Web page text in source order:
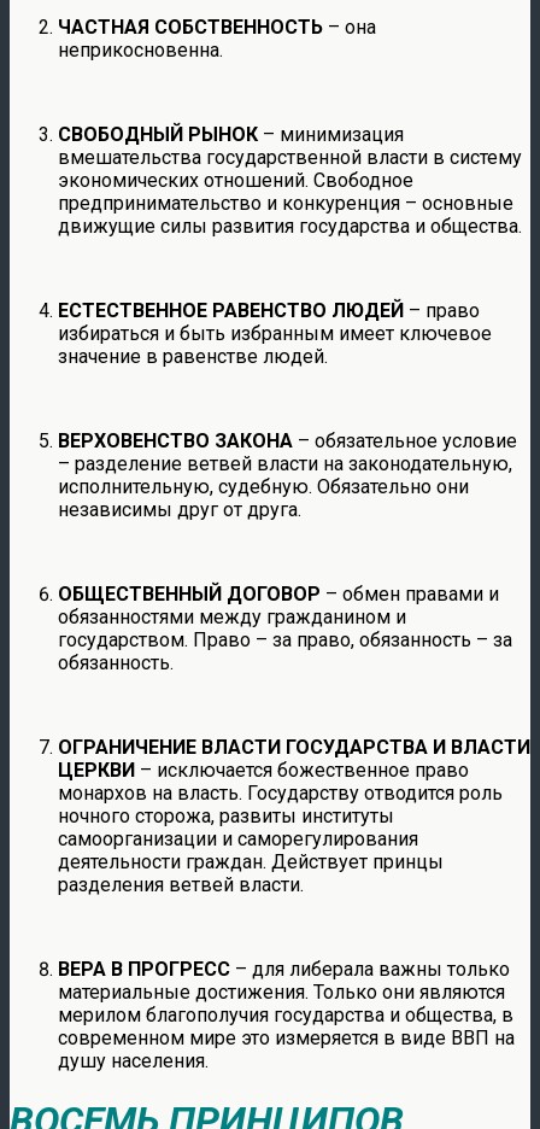
ЧАСТНАЯ СОБСТВЕННОСТЬ – она
неприкосновенна.
СВОБОДНЫЙ РЫНОК – минимизация
вмешательства государственной власти в систему
экономических отношений. Свободное
предпринимательство и конкуренция – основные
движущие силы развития государства и общества.
ЕСТЕСТВЕННОЕ РАВЕНСТВО ЛЮДЕЙ – право
избираться и быть избранным имеет ключевое
значение в равенстве людей.
ВЕРХОВЕНСТВО ЗАКОНА – обязательное условие
– разделение ветвей власти на законодательную,
исполнительную, судебную. Обязательно они
независимы друг от друга.
ОБЩЕСТВЕННЫЙ ДОГОВОР – обмен правами и
обязанностями между гражданином и
государством. Право – за право, обязанность – за
обязанность.
ОГРАНИЧЕНИЕ ВЛАСТИ ГОСУДАРСТВА И ВЛАСТИ
ЦЕРКВИ – исключается божественное право
монархов на власть. Государству отводится роль
ночного сторожа, развиты институты
самоорганизации и саморегулирования
деятельности граждан. Действует принцы
разделения ветвей власти.
ВЕРА В ПРОГРЕСС – для либерала важны только
материальные достижения. Только они являются
мерилом благополучия государства и общества, в
современном мире это измеряется в виде ВВП на
душу населения.